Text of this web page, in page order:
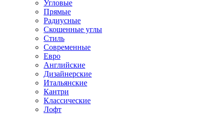
Угловые
Прямые
Радиусные
Скошенные углы
Стиль
Современные
Евро
Английские
Дизайнерские
Итальянские
Кантри
Классические
Лофт